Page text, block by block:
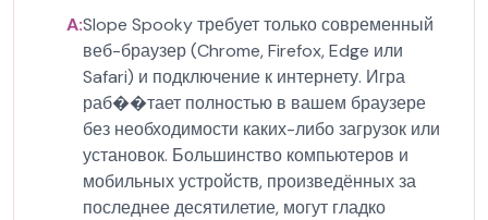
A:Slope Spooky требует только современный
веб-браузер (Chrome, Firefox, Edge или
Safari) и подключение к интернету. Игра
раб��тает полностью в вашем браузере
без необходимости каких-либо загрузок или
установок. Большинство компьютеров и
мобильных устройств, произведённых за
последнее десятилетие, могут гладко